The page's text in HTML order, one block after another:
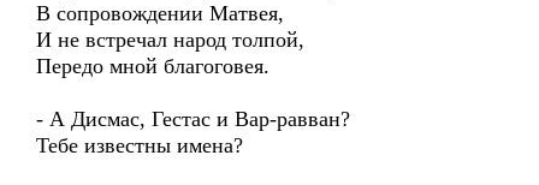
В сопровождении Матвея,
И не встречал народ толпой,
Передо мной благоговея.
- А Дисмас, Гестас и Вар-равван?
Тебе известны имена?